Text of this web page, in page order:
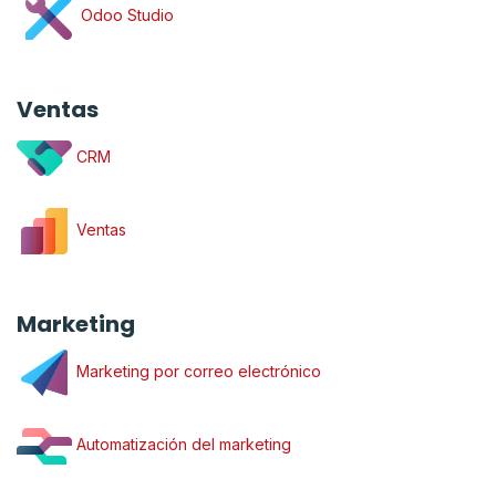
Odoo Studio
Ventas
CRM
Ventas
Marketing
Marketing por correo electrónico
Automatización del marketing